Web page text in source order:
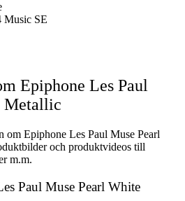
Music SE
Epiphone Les Paul
Metallic
Epiphone Les Paul Muse Pearl
och produktvideos till
m.m.
Paul Muse Pearl White